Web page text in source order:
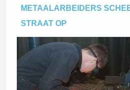
METAALARBEIDERS
STRAAT OP